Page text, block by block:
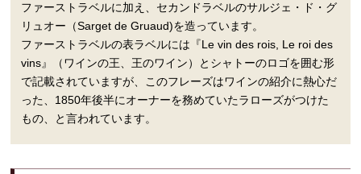
ファーストラベルに加え、セカンドラベルのサルジェ・ド・グ
リュオー（Sarget de Gruaud)を造っています。
ファーストラベルの表ラベルには『Le vin des rois, Le roi des
vins』（ワインの王、王のワイン）とシャトーのロゴを囲む形
で記載されていますが、このフレーズはワインの紹介に熱心だ
った、1850年後半にオーナーを務めていたラローズがつけた
もの、と言われています。